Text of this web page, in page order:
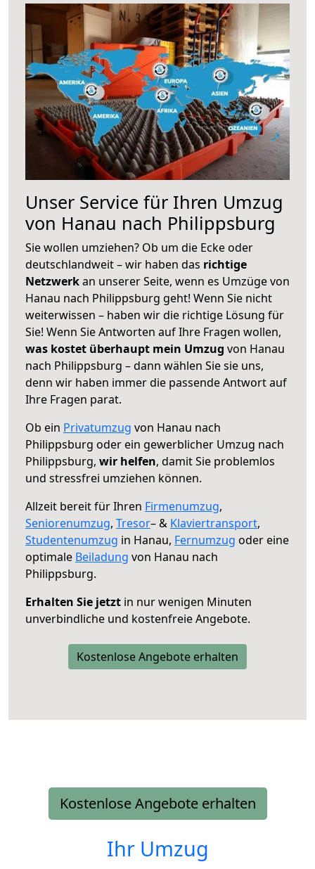
Unser Service für Ihren Umzug
von Hanau nach Philippsburg
Sie wollen umziehen? Ob um die Ecke oder
deutschlandweit – wir haben das richtige
Netzwerkan unserer Seite, wenn es Umzüge von
Hanau nach Philippsburg geht! Wenn Sie nicht
weiterwissen – haben wir die richtige Lösung für
Sie! Wenn Sie Antworten auf Ihre Fragen wollen,
was kostet überhaupt mein Umzug von Hanau
nach Philippsburg – dann wählen Sie sie uns,
denn wir haben immer die passende Antwort auf
Ihre Fragen parat.
Ob ein Privatumzug von Hanau nach
Philippsburg oder ein gewerblicher Umzug nach
Philippsburg, wir helfen, damit Sie problemlos
und stressfrei umziehen können.
Allzeit bereit für Ihren Firmenumzug,
Seniorenumzug, Tresor– & Klaviertransport,
Studentenumzug in Hanau, Fernumzug oder eine
optimale Beiladung von Hanau nach
Philippsburg.
Erhalten Sie jetzt in nur wenigen Minuten
unverbindliche und kostenfreie Angebote.
Kostenlose Angebote erhalten
Kostenlose Angebote erhalten
Ihr Umzug